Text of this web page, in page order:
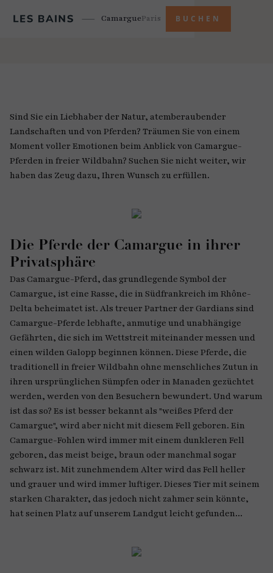
CamargueParis BUCHEN
Sind Sie ein Liebhaber der Natur, atemberaubender
Landschaften und von Pferden? Träumen Sie von einem
Moment voller Emotionen beim Anblick von Camargue-
Pferden in freier Wildbahn? Suchen Sie nicht weiter, wir
haben das Zeug dazu, Ihren Wunsch zu erfüllen.
Die Pferde der Camargue in ihrer
Privatsphäre
Das Camargue-Pferd, das grundlegende Symbol der
Camargue, ist eine Rasse, die in Südfrankreich im Rhône-
Delta beheimatet ist. Als treuer Partner der Gardians sind
Camargue-Pferde lebhafte, anmutige und unabhängige
Gefährten, die sich im Wettstreit miteinander messen und
einen wilden Galopp beginnen können. Diese Pferde, die
traditionell in freier Wildbahn ohne menschliches Zutun in
ihren ursprünglichen Sümpfen oder in Manaden gezüchtet
werden, werden von den Besuchern bewundert. Und warum
ist das so? Es ist besser bekannt als "weißes Pferd der
Camargue", wird aber nicht mit diesem Fell geboren. Ein
Camargue-Fohlen wird immer mit einem dunkleren Fell
geboren, das meist beige, braun oder manchmal sogar
schwarz ist. Mit zunehmendem Alter wird das Fell heller
und grauer und wird immer luftiger. Dieses Tier mit seinem
starken Charakter, das jedoch nicht zahmer sein könnte,
hat seinen Platz auf unserem Landgut leicht gefunden...